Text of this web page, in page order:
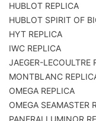
HUBLOT REPLICA
HUBLOT SPIRIT OF
HYT REPLICA
IWC REPLICA
JAEGER-LECOULTRE
MONTBLANC
OMEGA REPLICA
OMEGA SEAMASTER
PANERAI LUMINOR